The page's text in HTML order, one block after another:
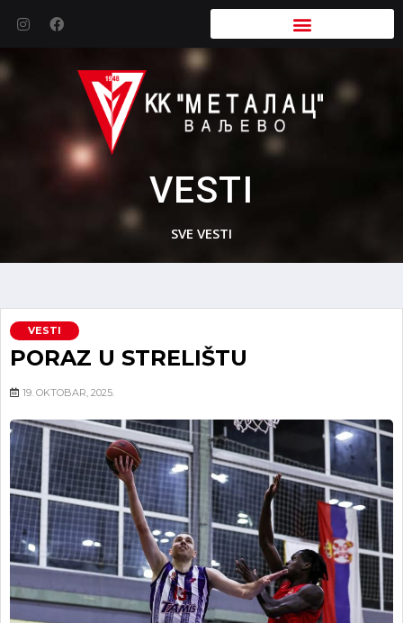
VESTI
SVE VESTI
VESTI
PORAZ U STRELIŠTU
19. OKTOBAR, 2025.